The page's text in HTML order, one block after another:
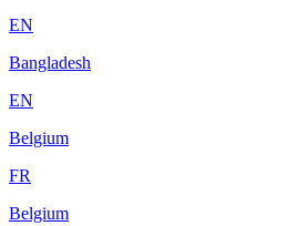
EN
Bangladesh
EN
Belgium
FR
Belgium